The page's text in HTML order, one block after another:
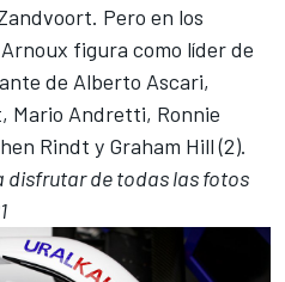
Pero en los
figura como líder de
de Alberto Ascari,
Mario Andretti, Ronnie
Rindt y Graham Hill (2).
disfrutar de todas las fotos